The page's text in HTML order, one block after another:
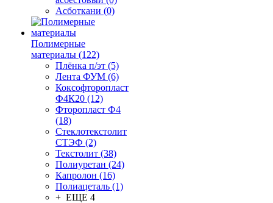
Асботкани (0)
Полимерные
материалы (122)
Плёнка п/эт (5)
Лента ФУМ (6)
Коксофторопласт
Ф4К20 (12)
Фторопласт Ф4
(18)
Стеклотекстолит
СТЭФ (2)
Текстолит (38)
Полиуретан (24)
Капролон (16)
Полиацеталь (1)
+ ЕЩЕ 4